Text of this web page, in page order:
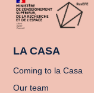
LA CASA
Coming to la Casa
Our team